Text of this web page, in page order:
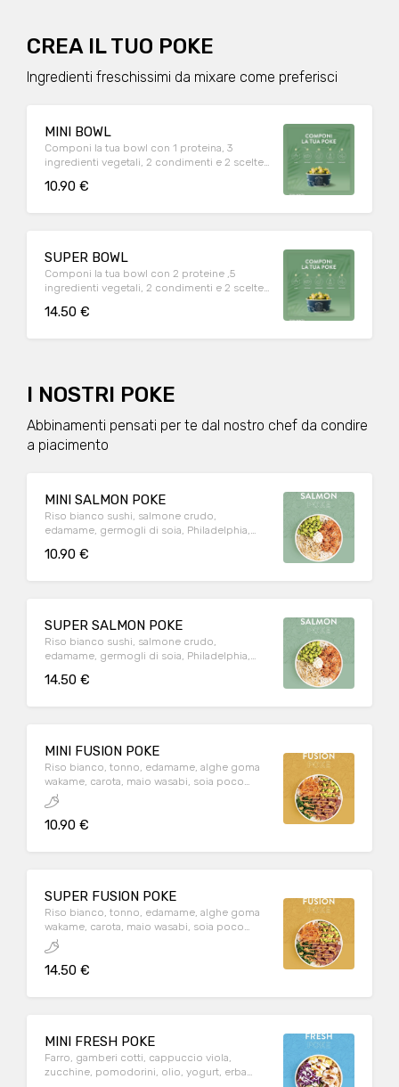
CREA IL TUO POKE
Ingredienti freschissimi da mixare come preferisci
MINI BOWL
Componi la tua bowl con 1 proteina, 3
ingredienti vegetali, 2 condimenti e 2 scelte
10.90 €
SUPER BOWL
Componi la tua bowl con 2 proteine ,5
ingredienti vegetali, 2 condimenti e 2 scelte
14.50 €
I NOSTRI POKE
Abbinamenti pensati per te dal nostro chef da condire
a piacimento
MINI SALMON POKE
Riso bianco sushi, salmone crudo,
edamame, germogli di soia, Philadelphia,
10.90 €
SUPER SALMON POKE
Riso bianco sushi, salmone crudo,
edamame, germogli di soia, Philadelphia,
14.50 €
MINI FUSION POKE
Riso bianco, tonno, edamame, alghe goma
wakame, carota, maio wasabi, soia poco
salata, cipolla croccante
10.90 €
SUPER FUSION POKE
Riso bianco, tonno, edamame, alghe goma
wakame, carota, maio wasabi, soia poco
salata, cipolla croccante
14.50 €
MINI FRESH POKE
Farro, gamberi cotti, cappuccio viola,
zucchine, pomodorini, olio, yogurt, erba